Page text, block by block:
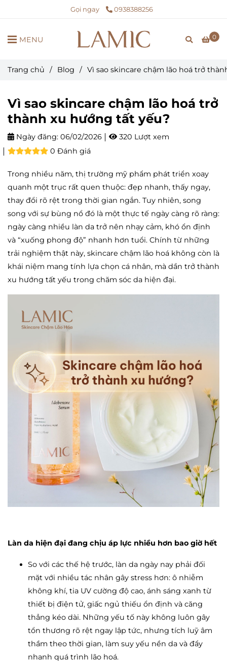
Gọi ngay 0938388256
0
MENU
Trang chủ / Blog / Vì sao skincare chậm lão hoá trở
Vì sao skincare chậm lão hoá trở
thành xu hướng tất yếu?
Ngày đăng: 06/02/2026
320 Lượt xem
0 Đánh giá
Trong nhiều năm, thị trường mỹ phẩm phát triển xoay
quanh một trục rất quen thuộc: đẹp nhanh, thấy ngay,
thay đổi rõ rệt trong thời gian ngắn. Tuy nhiên, song
song với sự bùng nổ đó là một thực tế ngày càng rõ ràng:
ngày càng nhiều làn da trở nên nhạy cảm, khó ổn định
và “xuống phong độ” nhanh hơn tuổi. Chính từ những
trải nghiệm thật này, skincare chậm lão hoá không còn là
khái niệm mang tính lựa chọn cá nhân, mà dần trở thành
xu hướng tất yếu trong chăm sóc da hiện đại.
Làn da hiện đại đang chịu áp lực nhiều hơn bao giờ hết
So với các thế hệ trước, làn da ngày nay phải đối
mặt với nhiều tác nhân gây stress hơn: ô nhiễm
không khí, tia UV cường độ cao, ánh sáng xanh từ
thiết bị điện tử, giấc ngủ thiếu ổn định và căng
thẳng kéo dài. Những yếu tố này không luôn gây
tổn thương rõ rệt ngay lập tức, nhưng tích luỹ âm
thầm theo thời gian, làm suy yếu nền da và đẩy
nhanh quá trình lão hoá.